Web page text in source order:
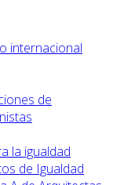
internacional
de
la igualdad
de Igualdad